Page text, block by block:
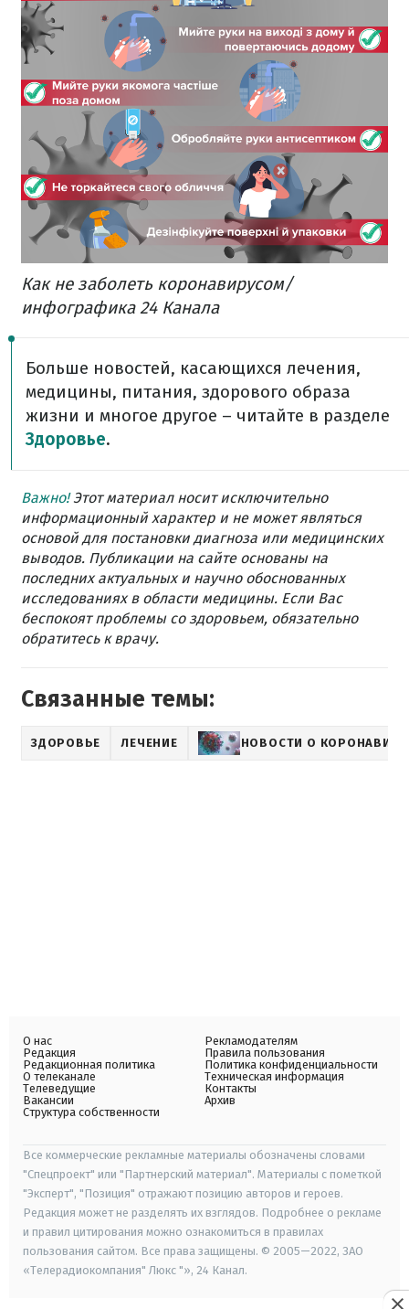
Как не заболеть коронавирусом/
инфографика 24 Канала
Больше новостей, касающихся лечения,
медицины, питания, здорового образа
жизни и многое другое – читайте в разделе
Здоровье.
Важно!Этот материал носит исключительно
информационный характер и не может являться
основой для постановки диагноза или медицинских
выводов. Публикации на сайте основаны на
последних актуальных и научно обоснованных
исследованиях в области медицины. Если Вас
беспокоят проблемы со здоровьем, обязательно
обратитесь к врачу.
Связанные темы:
ЗДОРОВЬЕ ЛЕЧЕНИЕ НОВОСТИ О
О нас
Редакция
Редакционная политика
О телеканале
Телеведущие
Вакансии
Структура собственности
Рекламодателям
Правила пользования
Политика конфиденциальности
Техническая информация
Контакты
Архив
Все коммерческие рекламные материалы обозначены словами
"Спецпроект" или "Партнерский материал". Материалы с пометкой
"Эксперт", "Позиция" отражают позицию авторов и героев.
Редакция может не разделять их взглядов. Подробнее о рекламе
и правил цитирования можно ознакомиться в правилах
пользования сайтом. Все права защищены. © 2005—2022, ЗАО
«Телерадиокомпания" Люкс "», 24 Канал.